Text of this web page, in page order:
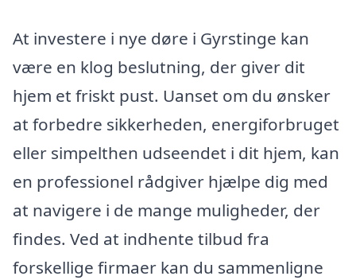
At investere i nye døre i Gyrstinge kan
være en klog beslutning, der giver dit
hjem et friskt pust. Uanset om du ønsker
at forbedre sikkerheden, energiforbruget
eller simpelthen udseendet i dit hjem, kan
en professionel rådgiver hjælpe dig med
at navigere i de mange muligheder, der
findes. Ved at indhente tilbud fra
forskellige firmaer kan du sammenligne